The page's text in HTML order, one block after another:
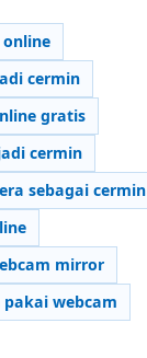
cermin
gratis
cermin
sebagai cermin
mirror
webcam